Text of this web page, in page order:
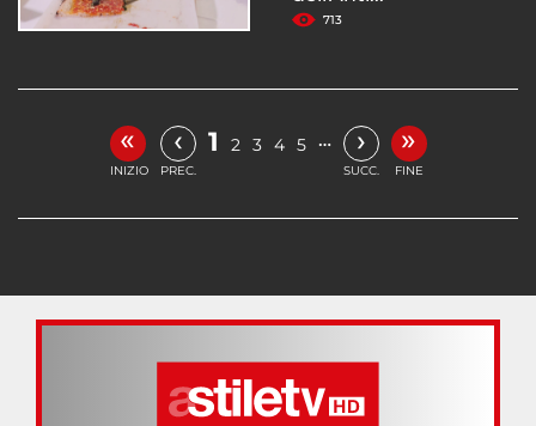
713
«
INIZIO
‹
PREC.
1 2 3 4 5 … ›
SUCC.
»
FINE